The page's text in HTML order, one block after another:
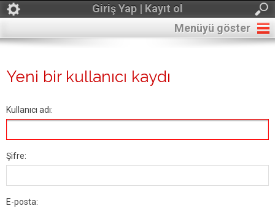
Giriş Yap | Kayıt ol
Menüyü göster
Yeni bir kullanıcı kaydı
Kullanıcı adı:
Şifre:
E-posta: